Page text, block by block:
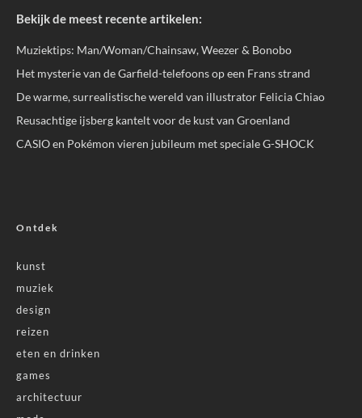
Bekijk de meest recente artikelen:
Muziektips: Man/Woman/Chainsaw, Weezer & Bonobo
Het mysterie van de Garfield-telefoons op een Frans strand
De warme, surrealistische wereld van illustrator Felicia Chiao
Reusachtige ijsberg kantelt voor de kust van Groenland
CASIO en Pokémon vieren jubileum met speciale G-SHOCK
Ontdek
kunst
muziek
design
reizen
eten en drinken
games
architectuur